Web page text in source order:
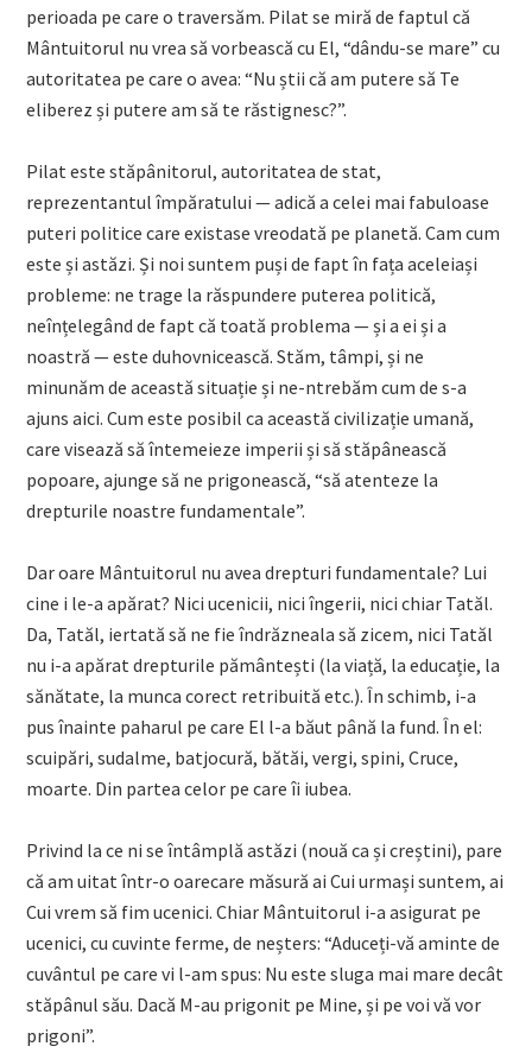
perioada pe care o traversăm. Pilat se miră de faptul că
Mântuitorul nu vrea să vorbească cu El, “dându-se mare” cu
autoritatea pe care o avea: “Nu știi că am putere să Te
eliberez și putere am să te răstignesc?”.
Pilat este stăpânitorul, autoritatea de stat,
reprezentantul împăratului — adică a celei mai fabuloase
puteri politice care existase vreodată pe planetă. Cam cum
este și astăzi. Și noi suntem puși de fapt în fața aceleiași
probleme: ne trage la răspundere puterea politică,
neînțelegând de fapt că toată problema — și a ei și a
noastră — este duhovnicească. Stăm, tâmpi, și ne
minunăm de această situație și ne-ntrebăm cum de s-a
ajuns aici. Cum este posibil ca această civilizație umană,
care visează să întemeieze imperii și să stăpânească
popoare, ajunge să ne prigonească, “să atenteze la
drepturile noastre fundamentale”.
Dar oare Mântuitorul nu avea drepturi fundamentale? Lui
cine i le-a apărat? Nici ucenicii, nici îngerii, nici chiar Tatăl.
Da, Tatăl, iertată să ne fie îndrăzneala să zicem, nici Tatăl
nu i-a apărat drepturile pământești (la viață, la educație, la
sănătate, la munca corect retribuită etc.). În schimb, i-a
pus înainte paharul pe care El l-a băut până la fund. În el:
scuipări, sudalme, batjocură, bătăi, vergi, spini, Cruce,
moarte. Din partea celor pe care îi iubea.
Privind la ce ni se întâmplă astăzi (nouă ca și creștini), pare
că am uitat într-o oarecare măsură ai Cui urmași suntem, ai
Cui vrem să fim ucenici. Chiar Mântuitorul i-a asigurat pe
ucenici, cu cuvinte ferme, de neșters: “Aduceți-vă aminte de
cuvântul pe care vi l-am spus: Nu este sluga mai mare decât
stăpânul său. Dacă M-au prigonit pe Mine, și pe voi vă vor
prigoni”.